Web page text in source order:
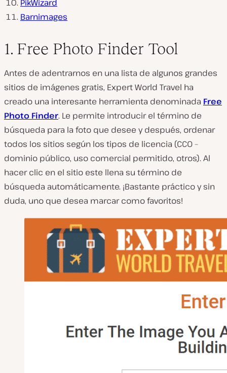
PikWizard
Barnimages
1. Free Photo Finder Tool
Antes de adentrarnos en una lista de algunos grandes
sitios de imágenes gratis, Expert World Travel ha
creado una interesante herramienta denominada Free
Photo Finder. Le permite introducir el término de
búsqueda para la foto que desee y después, ordenar
todos los sitios según los tipos de licencia (CC0 –
dominio público, uso comercial permitido, otros). Al
hacer clic en el sitio este llena su término de
búsqueda automáticamente. ¡Bastante práctico y sin
duda, uno que desea marcar como favoritos!